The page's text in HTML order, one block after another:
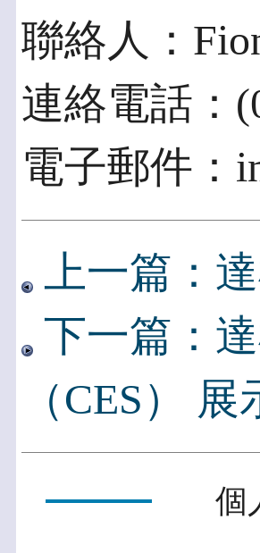
聯絡人：
連絡電話：
電子郵件：
上一篇：
下一篇：
（CES）
個